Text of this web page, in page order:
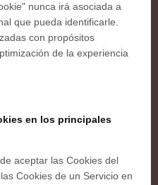
nunca irá asociada a
que pueda identificarle.
con propósitos
de la experiencia
en los principales
aceptar las Cookies del
Cookies de un Servicio en